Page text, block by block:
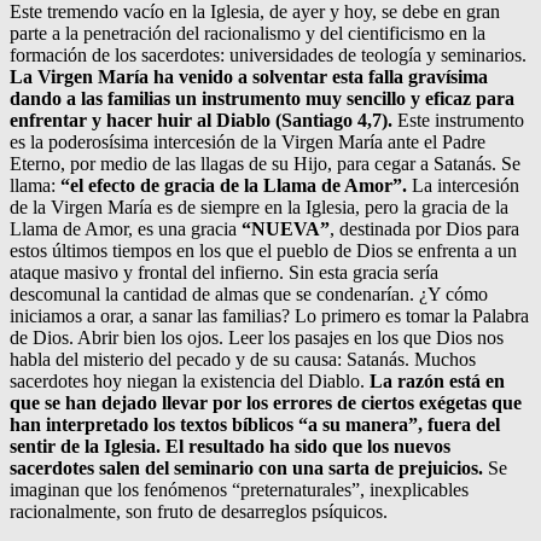
Este tremendo vacío en la Iglesia, de ayer y hoy, se debe en gran
parte a la penetración del racionalismo y del cientificismo en la
formación de los sacerdotes: universidades de teología y seminarios.
La Virgen María ha venido a solventar esta falla gravísima
dando a las familias un instrumento muy sencillo y eficaz para
enfrentar y hacer huir al Diablo (Santiago 4,7). Este instrumento
es la poderosísima intercesión de la Virgen María ante el Padre
Eterno, por medio de las llagas de su Hijo, para cegar a Satanás. Se
llama: “el efecto de gracia de la Llama de Amor”. La intercesión
de la Virgen María es de siempre en la Iglesia, pero la gracia de la
Llama de Amor, es una gracia “NUEVA”, destinada por Dios para
estos últimos tiempos en los que el pueblo de Dios se enfrenta a un
ataque masivo y frontal del infierno. Sin esta gracia sería
descomunal la cantidad de almas que se condenarían. ¿Y cómo
iniciamos a orar, a sanar las familias? Lo primero es tomar la Palabra
de Dios. Abrir bien los ojos. Leer los pasajes en los que Dios nos
habla del misterio del pecado y de su causa: Satanás. Muchos
sacerdotes hoy niegan la existencia del Diablo. La razón está en
que se han dejado llevar por los errores de ciertos exégetas que
han interpretado los textos bíblicos “a su manera”, fuera del
sentir de la Iglesia. El resultado ha sido que los nuevos
sacerdotes salen del seminario con una sarta de prejuicios. Se
imaginan que los fenómenos “preternaturales”, inexplicables
racionalmente, son fruto de desarreglos psíquicos.